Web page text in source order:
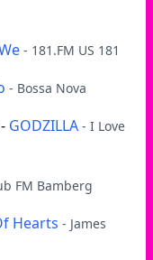
- 181.FM US 181
- Bossa Nova
- GODZILLA - I Love
FM Bamberg
Hearts - James